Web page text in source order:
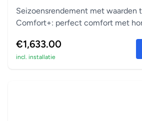
Seizoensrendement met waarden
Comfort+: perfect comfort met
€1,633.00
incl. installatie